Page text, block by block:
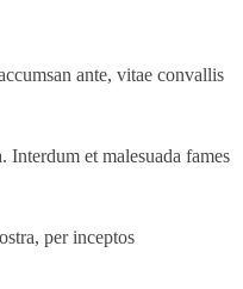
ante, vitae convallis
et malesuada fames
per inceptos